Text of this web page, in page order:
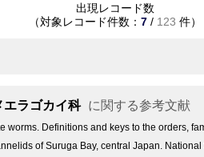
出現レコード数
（対象レコード件数： 7 / 123 件）
エラゴカイ科 に関する参考文献
worms. Definitions and keys to the orders,
of Suruga Bay, central Japan.